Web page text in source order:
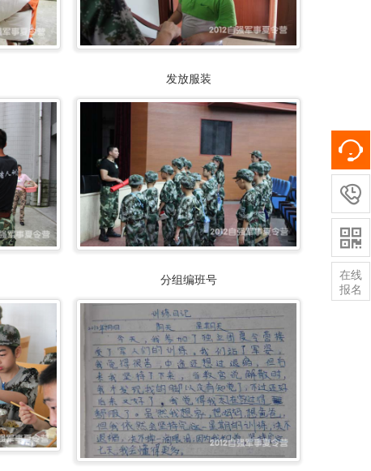
发放服装
分组编班号


在线
报名